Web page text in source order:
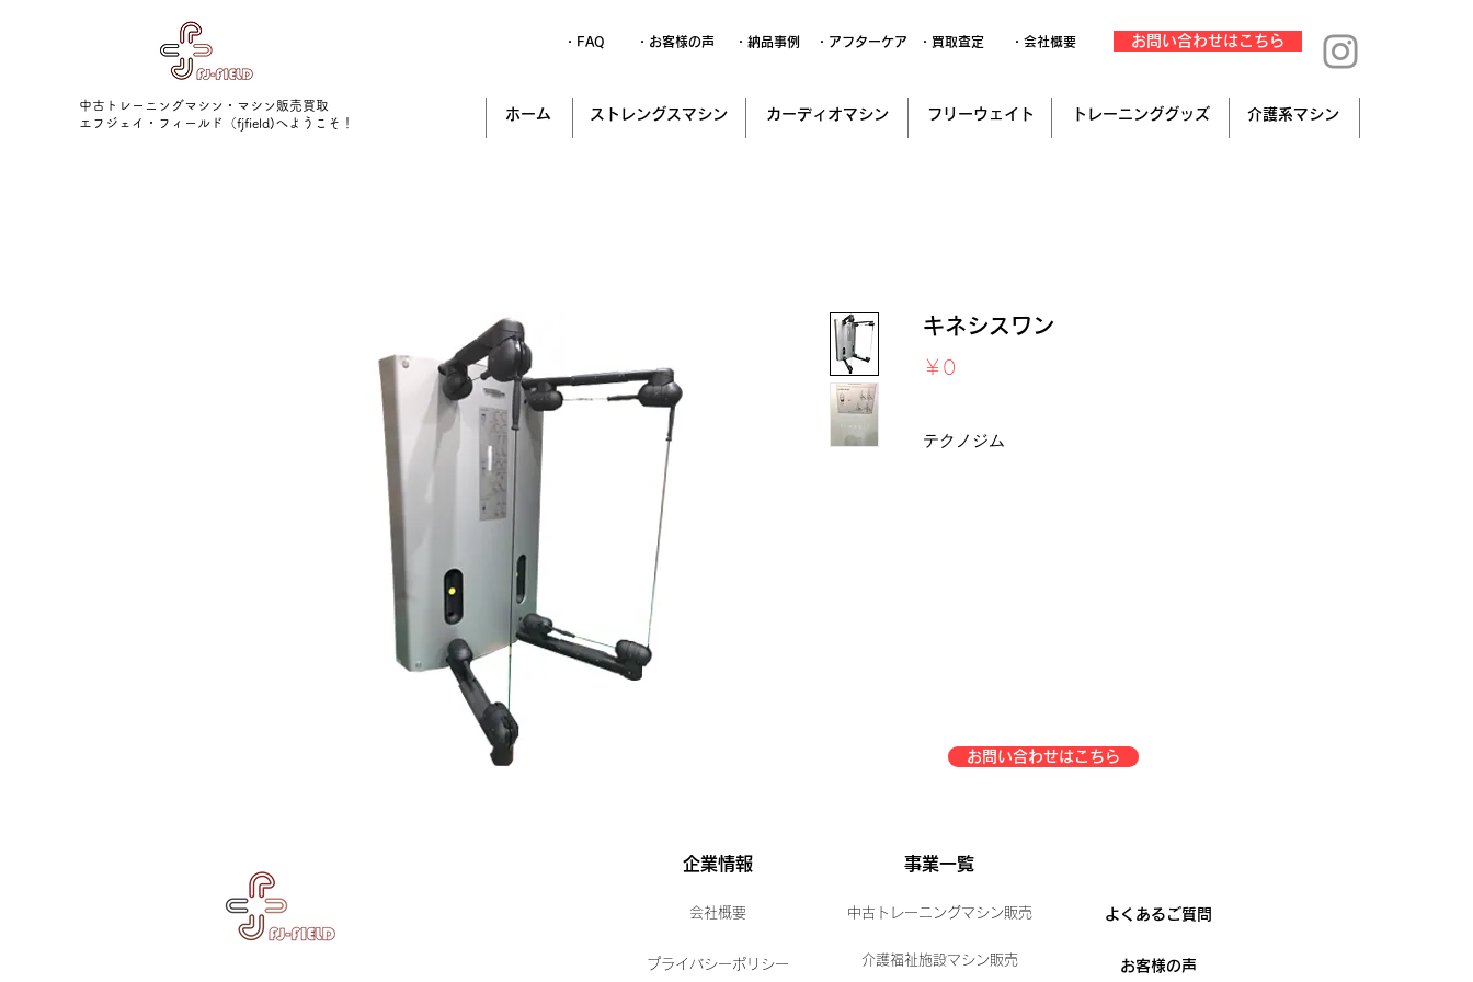
中古トレーニングマシン・マシン販売買取
​エフジェイ・フィールド（fjfield)へようこそ！
・FAQ ・お客様の声 ・納品事例 ・アフターケア ・買取査定 ・会社概要 お問い合わせはこちら
ホーム ストレングスマシン カーディオマシン フリーウェイト トレーニンググッズ 介護系マシン
キネシスワン
￥0
テクノジム
お問い合わせはこちら
企業情報 事業一覧
会社概要 中古トレーニングマシン販売 よくあるご質問
プライバシーポリシー 介護福祉施設マシン販売 お客様の声